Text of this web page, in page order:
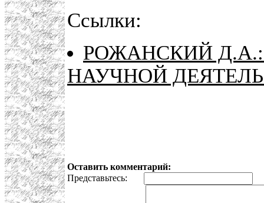
Ссылки:
РОЖАНСКИЙ
НАУЧНОЙ
Оставить комментарий:
Представьтесь: